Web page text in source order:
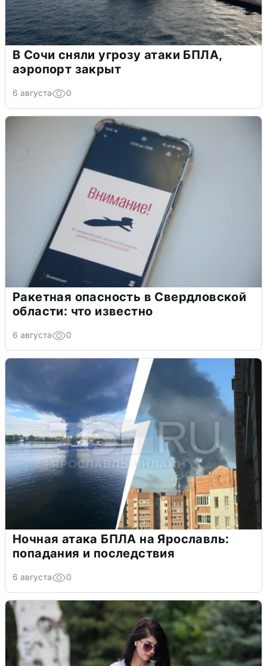
В Сочи сняли угрозу атаки БПЛА,
аэропорт закрыт
6 августа 0
Ракетная опасность в Свердловской
области: что известно
6 августа 0
Ночная атака БПЛА на Ярославль:
попадания и последствия
6 августа 0